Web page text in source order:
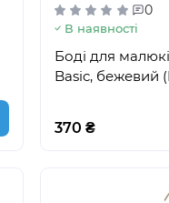
0
В наявності
Боді для
Basic, бежевий
370 ₴